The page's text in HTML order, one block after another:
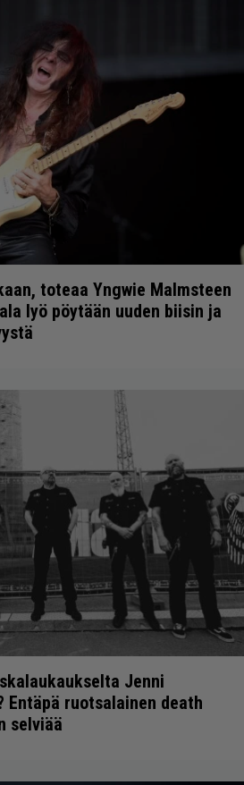
toteaa Yngwie Malmsteen
lyö pöytään uuden biisin ja
Jenni
ruotsalainen death
selviää